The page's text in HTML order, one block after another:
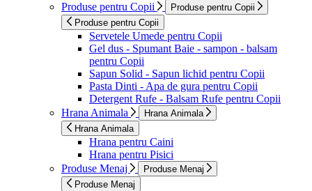
Produse pentru Copii
Produse pentru Copii
Produse pentru Copii
Servetele Umede pentru Copii
Gel dus - Spumant Baie - sampon - balsam
pentru Copii
Sapun Solid - Sapun lichid pentru Copii
Pasta Dinti - Apa de gura pentru Copii
Detergent Rufe - Balsam Rufe pentru Copii
Hrana Animala
Hrana Animala
Hrana Animala
Hrana pentru Caini
Hrana pentru Pisici
Produse Menaj
Produse Menaj
Produse Menaj